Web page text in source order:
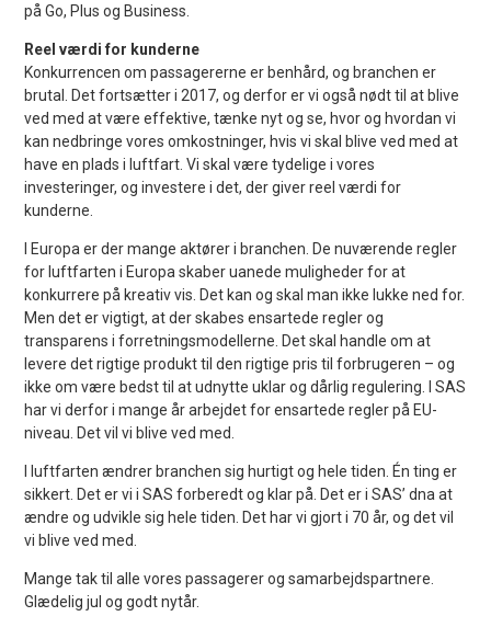
på Go, Plus og Business.
Reel værdi for kunderne
Konkurrencen om passagererne er benhård, og branchen er
brutal. Det fortsætter i 2017, og derfor er vi også nødt til at blive
ved med at være effektive, tænke nyt og se, hvor og hvordan vi
kan nedbringe vores omkostninger, hvis vi skal blive ved med at
have en plads i luftfart. Vi skal være tydelige i vores
investeringer, og investere i det, der giver reel værdi for
kunderne.
I Europa er der mange aktører i branchen. De nuværende regler
for luftfarten i Europa skaber uanede muligheder for at
konkurrere på kreativ vis. Det kan og skal man ikke lukke ned for.
Men det er vigtigt, at der skabes ensartede regler og
transparens i forretningsmodellerne. Det skal handle om at
levere det rigtige produkt til den rigtige pris til forbrugeren – og
ikke om være bedst til at udnytte uklar og dårlig regulering. I SAS
har vi derfor i mange år arbejdet for ensartede regler på EU-
niveau. Det vil vi blive ved med.
I luftfarten ændrer branchen sig hurtigt og hele tiden. Én ting er
sikkert. Det er vi i SAS forberedt og klar på. Det er i SAS’ dna at
ændre og udvikle sig hele tiden. Det har vi gjort i 70 år, og det vil
vi blive ved med.
Mange tak til alle vores passagerer og samarbejdspartnere.
Glædelig jul og godt nytår.